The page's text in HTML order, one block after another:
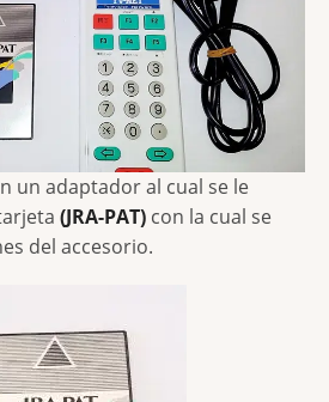
un adaptador al cual se le
(JRA-PAT) con la cual se
del accesorio.